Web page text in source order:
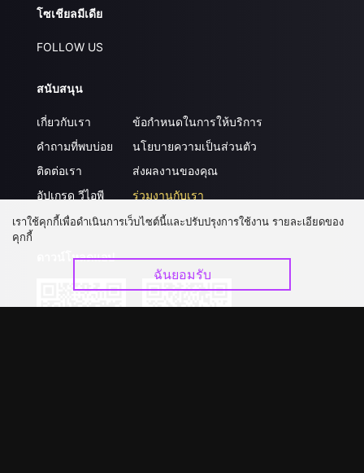
โซเชียลมีเดีย
FOLLOW US
สนับสนุน
เกี่ยวกับเรา
คำถามที่พบบ่อย
ติดต่อเรา
อัปเกรด วีไอพี
ข้อกำหนดในการให้บริการ
นโยบายความเป็นส่วนตัว
ส่งผลงานของคุณ
ร่วมงานกับเรา
ดาวน์โหลดแอป
เราใช้คุกกี้เพื่อดำเนินการเว็บไซต์นี้และปรับปรุงการใช้งาน รายละเอียดของ
คุกกี้
ฉันยอมรับ